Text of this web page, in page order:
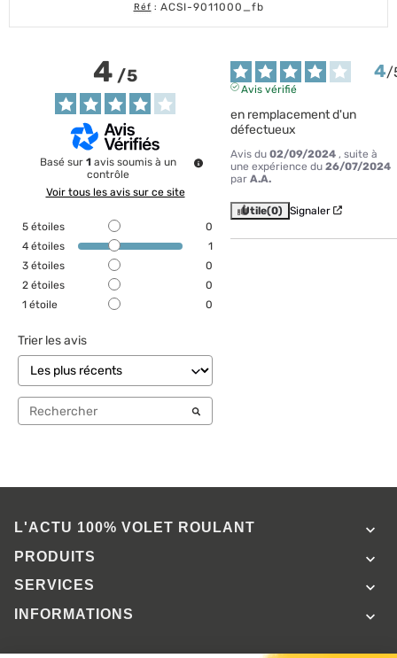
Réf : ACSI-9011000_fb
4/5
Basé sur1 avis soumis à un
contrôle
Voir tous les avis sur ce site
5 étoiles
0
4 étoiles
1
3 étoiles
0
2 étoiles
0
1 étoile 0
Trier les avis
4/
Avis vérifié
en remplacement d'un
défectueux
Avis du 02/09/2024 , suite à
une expérience du 26/07/2024
par A.A.
Utile(0) Signaler
L'ACTU 100%VOLET ROULANT 
PRODUITS 
SERVICES 
INFORMATIONS 